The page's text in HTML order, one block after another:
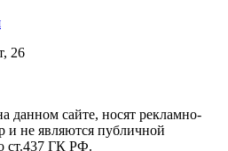
26
данном сайте, носят рекламно-
и не являются публичной
ст.437 ГК РФ.